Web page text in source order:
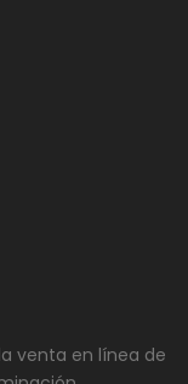
venta en línea de